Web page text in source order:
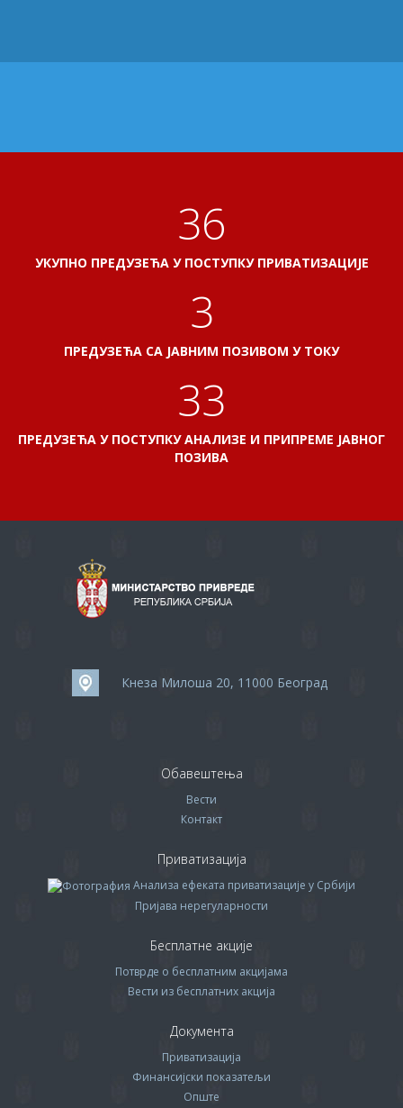
41
УКУПНО ПРЕДУЗЕЋА У ПОСТУПКУ ПРИВАТИЗАЦИЈЕ
3
ПРЕДУЗЕЋА СА ЈАВНИМ ПОЗИВОМ У ТОКУ
38
ПРЕДУЗЕЋА У ПОСТУПКУ АНАЛИЗЕ И ПРИПРЕМЕ ЈАВНОГ
ПОЗИВА
Кнеза Милоша 20, 11000 Београд
Обавештења
Вести
Контакт
Приватизација
Анализа ефеката приватизације у Србији
Пријава нерегуларности
Бесплатне акције
Потврде о бесплатним акцијама
Вести из бесплатних акција
Документа
Приватизација
Финансијски показатељи
Опште